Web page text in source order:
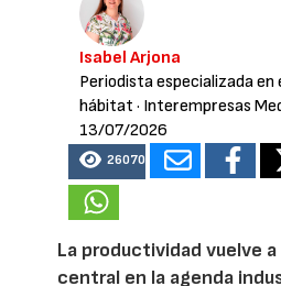
Isabel Arjona
Periodista especializada
hábitat · Interempresas
13/07/2026
26070
La productividad vuelve
central en la agenda